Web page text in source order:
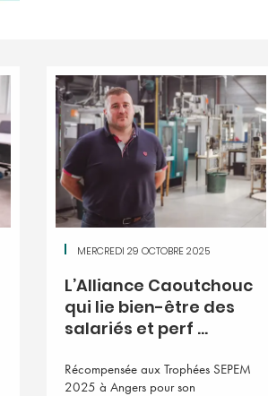
MERCREDI 29 OCTOBRE 2025
L’Alliance Caoutchouc
qui lie bien-être des
salariés et perf ...
Récompensée aux Trophées SEPEM
2025 à Angers pour son